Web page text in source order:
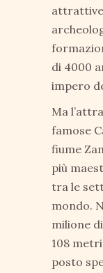
attrattive
di 4000
impero
Ma
famose
fiume
più
tra le
mondo.
milione
108
posto